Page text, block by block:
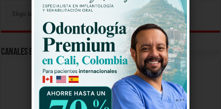
Aqui
Canales En Vivo